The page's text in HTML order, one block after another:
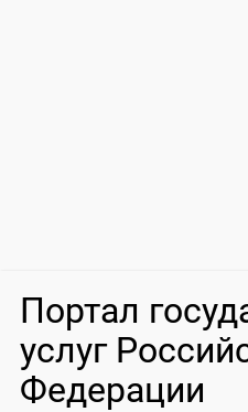
Портал
услуг
Федерации